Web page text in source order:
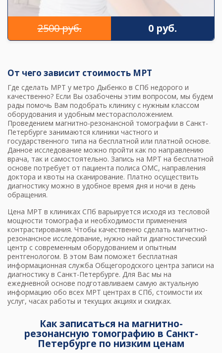
2500 руб. 0 руб.
От чего зависит стоимость МРТ
Где сделать МРТ у метро Дыбенко в СПб недорого и
качественно? Если Вы озабочены этим вопросом, мы будем
рады помочь Вам подобрать клинику с нужным классом
оборудования и удобным месторасположением.
Проведением магнитно-резонансной томографии в Санкт-
Петербурге занимаются клиники частного и
государственного типа на бесплатной или платной основе.
Данное исследование можно пройти как по направлению
врача, так и самостоятельно. Запись на МРТ на бесплатной
основе потребует от пациента полиса ОМС, направления
доктора и квоты на сканирование. Платно осуществить
диагностику можно в удобное время дня и ночи в день
обращения.
Цена МРТ в клиниках СПб варьируется исходя из тесловой
мощности томографа и необходимости применения
контрастирования. Чтобы качественно сделать магнитно-
резонансное исследование, нужно найти диагностический
центр с современным оборудованием и опытным
рентгенологом. В этом Вам поможет бесплатная
информационная служба Общегородского центра записи на
диагностику в Санкт-Петербурге. Для Вас мы на
ежедневной основе подготавливаем самую актуальную
информацию обо всех МРТ центрах в СПб, стоимости их
услуг, часах работы и текущих акциях и скидках.
Как записаться на магнитно-
резонансную томографию в Санкт-
Петербурге по низким ценам